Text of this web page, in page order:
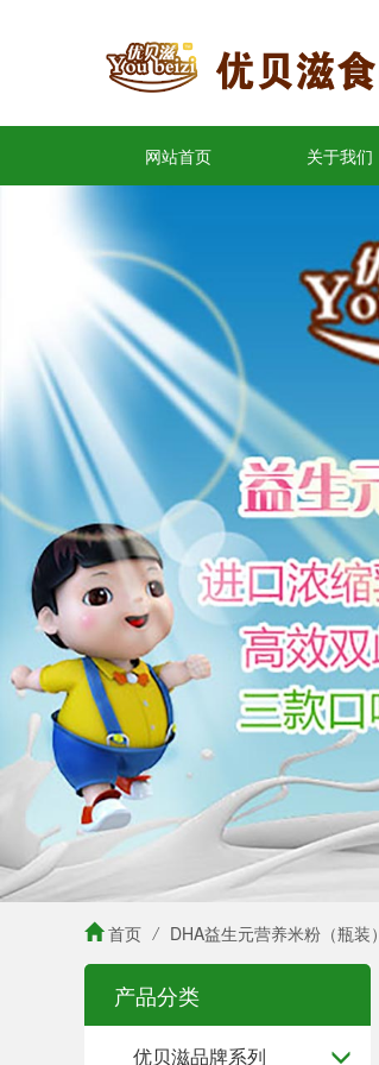
网站首页 关于我们
首页 / DHA益生元营养米粉（瓶装）
产品分类
优贝滋品牌系列